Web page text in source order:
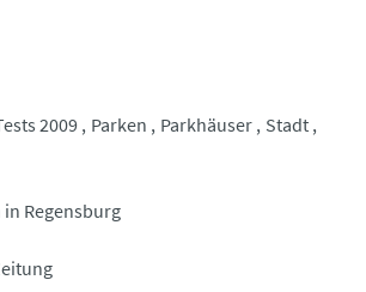
2009 Parken Parkhäuser Stadt
Regensburg